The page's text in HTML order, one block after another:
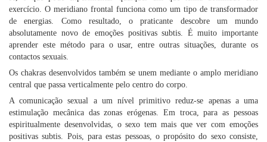
exercício. O meridiano frontal funciona como um tipo de transformador
de energias. Como resultado, o praticante descobre um mundo
absolutamente novo de emoções positivas subtis. É muito importante
aprender este método para o usar, entre outras situações, durante os
contactos sexuais.
Os chakras desenvolvidos também se unem mediante o amplo meridiano
central que passa verticalmente pelo centro do corpo.
A comunicação sexual a um nível primitivo reduz-se apenas a uma
estimulação mecânica das zonas erógenas. Em troca, para as pessoas
espiritualmente desenvolvidas, o sexo tem mais que ver com emoções
positivas subtis. Pois, para estas pessoas, o propósito do sexo consiste,